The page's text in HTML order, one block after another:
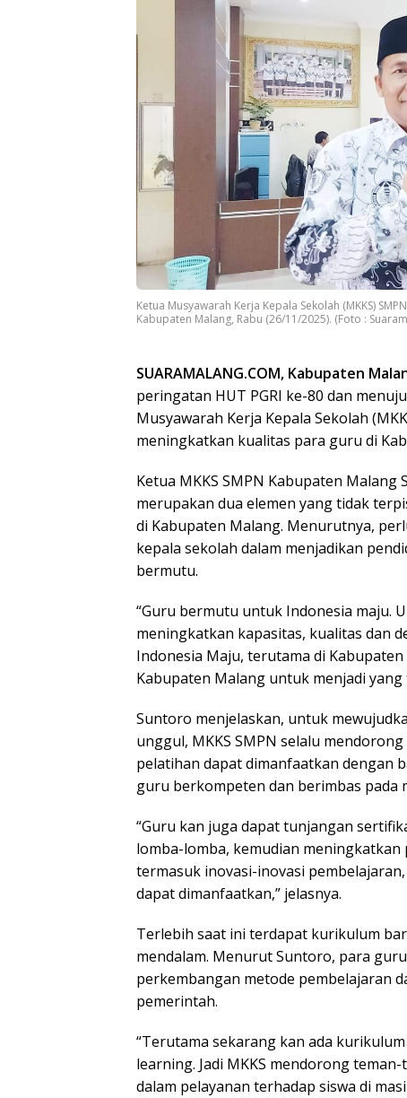
Ketua Musyawarah Kerja Kepala Sekolah (MKKS)
Kabupaten Malang, Rabu (26/11/2025). (Foto :
SUARAMALANG.COM, Kabupaten
peringatan HUT PGRI ke-80 dan
Musyawarah Kerja Kepala Sekolah
meningkatkan kualitas para guru di
Ketua MKKS SMPN Kabupaten
merupakan dua elemen yang tidak
di Kabupaten Malang. Menurutnya,
kepala sekolah dalam menjadikan
bermutu.
“Guru bermutu untuk Indonesia maju.
meningkatkan kapasitas, kualitas dan
Indonesia Maju, terutama di
Kabupaten Malang untuk menjadi
Suntoro menjelaskan, untuk
unggul, MKKS SMPN selalu
pelatihan dapat dimanfaatkan dengan
guru berkompeten dan berimbas pada
“Guru kan juga dapat tunjangan
lomba-lomba, kemudian
termasuk inovasi-inovasi
dapat dimanfaatkan,” jelasnya.
Terlebih saat ini terdapat kurikulum
mendalam. Menurut Suntoro, para
perkembangan metode pembelajaran
pemerintah.
“Terutama sekarang kan ada
learning. Jadi MKKS mendorong
dalam pelayanan terhadap siswa di